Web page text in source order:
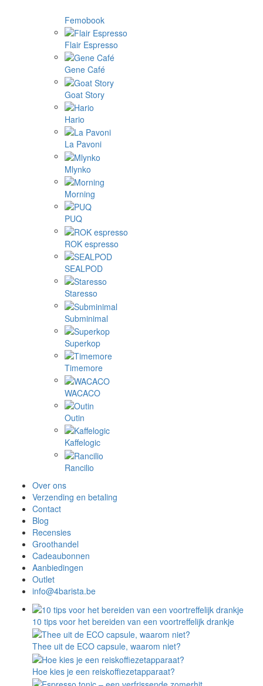
Femobook
Flair Espresso
Gene Café
Goat Story
Hario
La Pavoni
Mlynko
Morning
PUQ
ROK espresso
SEALPOD
Staresso
Subminimal
Superkop
Timemore
WACACO
Outin
Kaffelogic
Rancilio
Over ons
Verzending en betaling
Contact
Blog
Recensies
Groothandel
Cadeaubonnen
Aanbiedingen
Outlet
info@4barista.be
10 tips voor het bereiden van een voortreffelijk drankje
Thee uit de ECO capsule, waarom niet?
Hoe kies je een reiskoffiezetapparaat?